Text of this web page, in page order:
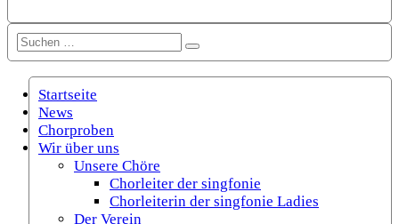
Suchen
nach:
Suchen
Startseite
News
Chorproben
Wir über uns
Unsere Chöre
Chorleiter der singfonie
Chorleiterin der singfonie Ladies
Der Verein